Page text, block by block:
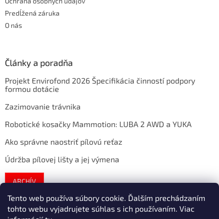
Tento web používa súbory cookie. Ďalším prechádzaním
tohto webu vyjadrujete súhlas s ich používaním. Viac
Predĺžená záruka
O nás
Články a poradňa
Projekt Envirofond 2026 Špecifikácia činností podpory
formou dotácie
Zazimovanie trávnika
Robotické kosačky Mammotion: LUBA 2 AWD a YUKA
Ako správne naostriť pílovú reťaz
Údržba pílovej lišty a jej výmena
ARCHÍV